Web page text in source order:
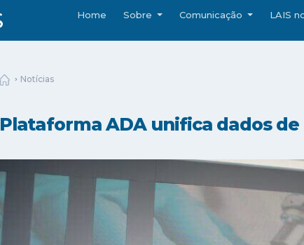
Home Sobre Comunicação LAIS
Notícias
Plataforma ADA unifica dados